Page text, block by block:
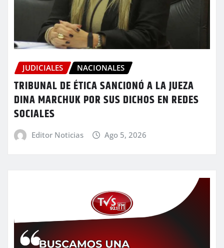
JUDICIALES NACIONALES
TRIBUNAL DE ÉTICA SANCIONÓ A LA JUEZA
DINA MARCHUK POR SUS DICHOS EN REDES
SOCIALES
Editor Noticias Ago 5, 2026